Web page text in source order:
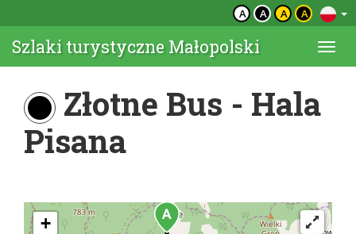
A A A A
Szlaki turystyczne Małopolski
Złotne Bus - Hala
Pisana
+